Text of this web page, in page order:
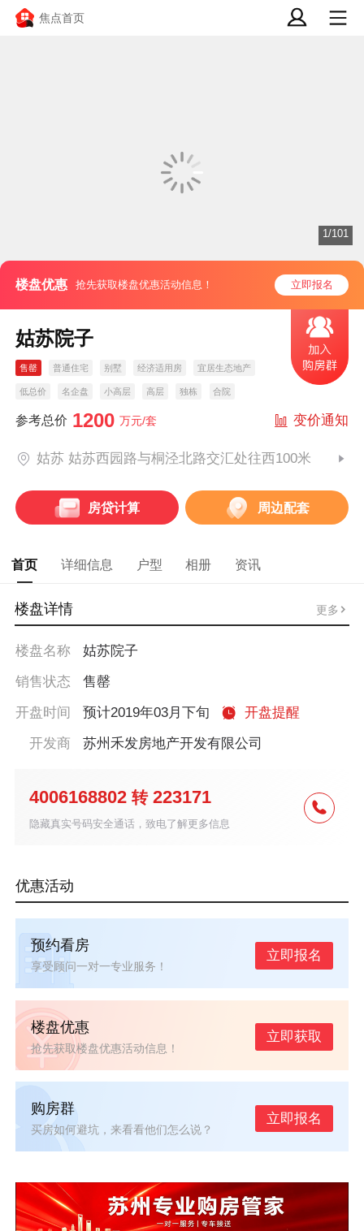
焦点首页
楼盘优惠 抢先获取楼盘优惠活动信息！ 立即报名
1/101
姑苏院子
售罄 普通住宅 别墅 经济适用房 宜居生态地产
低总价 名企盘 小高层 高层 独栋 合院
参考总价 1200 万元/套 变价通知
姑苏 姑苏西园路与桐泾北路交汇处往西100米
房贷计算 周边配套
首页 详细信息 户型 相册 资讯
楼盘详情 更多
楼盘名称
姑苏院子
销售状态
售罄
开盘时间
预计2019年03月下旬
开盘提醒
开发商
苏州禾发房地产开发有限公司
4006168802 转 223171
隐藏真实号码安全通话，致电了解更多信息
优惠活动
预约看房
享受顾问一对一专业服务！
立即报名
楼盘优惠
抢先获取楼盘优惠活动信息！
立即获取
购房群
买房如何避坑，来看看他们怎么说？
立即报名